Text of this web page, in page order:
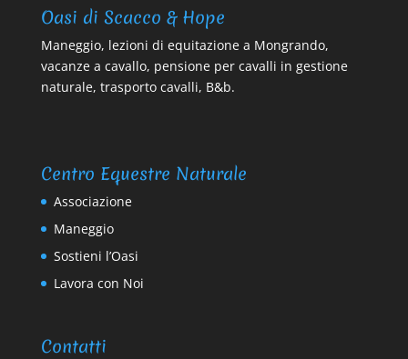
Oasi di Scacco & Hope
Maneggio, lezioni di equitazione a Mongrando,
vacanze a cavallo, pensione per cavalli in gestione
naturale, trasporto cavalli, B&b.
Centro Equestre Naturale
Associazione
Maneggio
Sostieni l’Oasi
Lavora con Noi
Contatti